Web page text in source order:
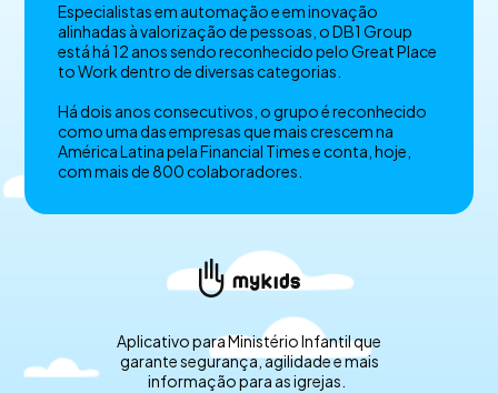
Especialistas em automação e em inovação
alinhadas à valorização de pessoas, o DB1 Group
está há 12 anos sendo reconhecido pelo Great Place
to Work dentro de diversas categorias.
Há dois anos consecutivos, o grupo é reconhecido
como uma das empresas que mais crescem na
América Latina pela Financial Times e conta, hoje,
com mais de 800 colaboradores.
Aplicativo para Ministério Infantil que
garante segurança, agilidade e mais
informação para as igrejas.